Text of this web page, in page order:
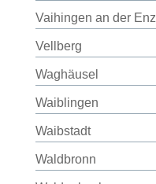
Vaihingen an der Enz
Vellberg
Waghäusel
Waiblingen
Waibstadt
Waldbronn